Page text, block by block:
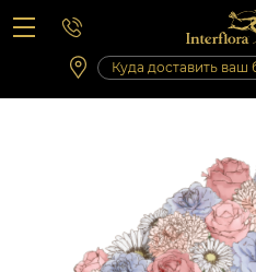
Вопросы-ответы
Сб 10:00 ‐ 14:00
Выходные и праздничные дни